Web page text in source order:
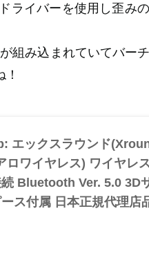
ライバーを使用し歪み
組み込まれていてバー
エックスラウンド
ロワイヤレス) ワイヤレ
Bluetooth Ver. 5.0 3D
ス付属 日本正規代理店